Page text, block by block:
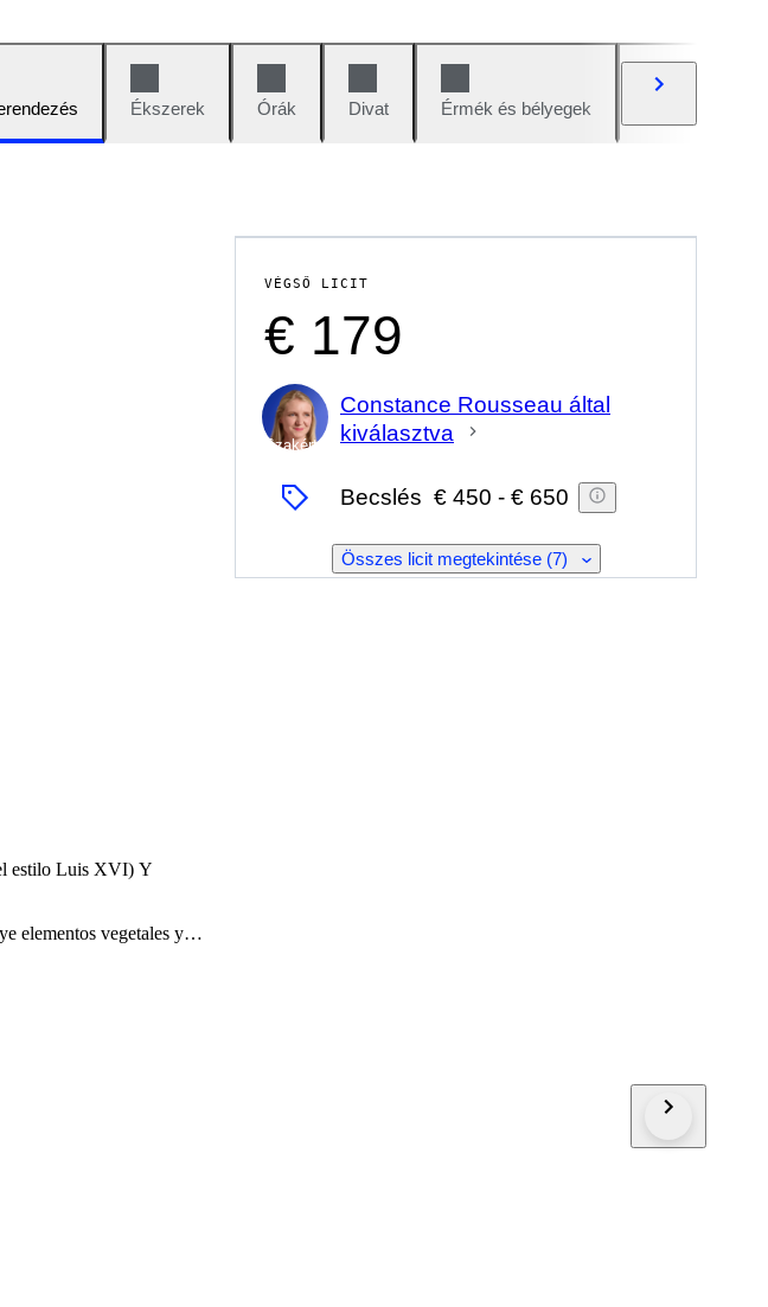
Ékszerek Órák Divat Érmék és bélyegek
estilo Luis XVI) Y
elementos vegetales y
o puertas en
VÉGSŐ LICIT
€ 179
Szakértő
Constance Rousseau által
kiválasztva
Becslés € 450 - € 650
Összes licit megtekintése (7)